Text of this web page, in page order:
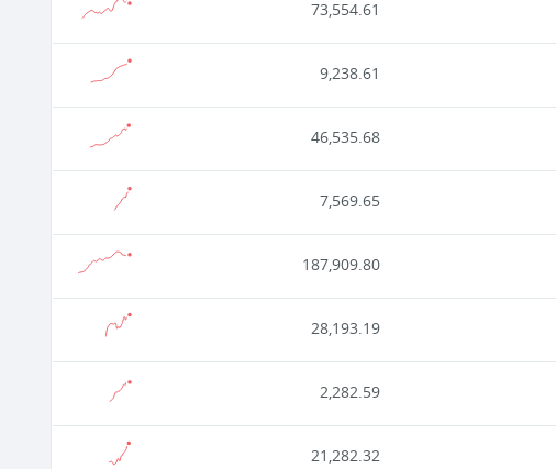
73,554.61
9,238.61
46,535.68
7,569.65
187,909.80
28,193.19
2,282.59
21,282.32